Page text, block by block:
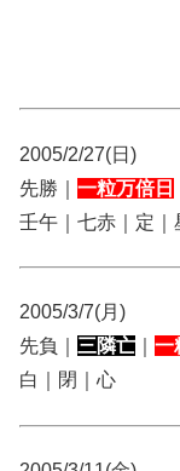
2005/2/27(日)
先勝｜ 一粒万倍日
壬午｜七赤｜定｜
2005/3/7(月)
先負｜ 三隣亡 一
白｜閉｜心